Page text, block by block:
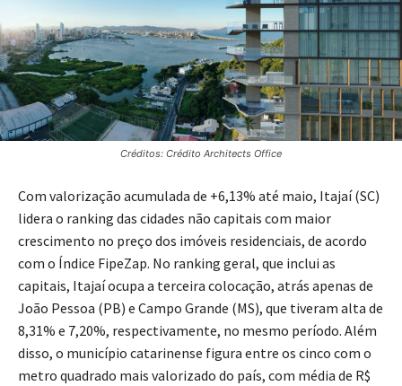
Créditos: Crédito Architects Office
Com valorização acumulada de +6,13% até maio, Itajaí (SC)
lidera o ranking das cidades não capitais com maior
crescimento no preço dos imóveis residenciais, de acordo
com o Índice FipeZap. No ranking geral, que inclui as
capitais, Itajaí ocupa a terceira colocação, atrás apenas de
João Pessoa (PB) e Campo Grande (MS), que tiveram alta de
8,31% e 7,20%, respectivamente, no mesmo período. Além
disso, o município catarinense figura entre os cinco com o
metro quadrado mais valorizado do país, com média de R$